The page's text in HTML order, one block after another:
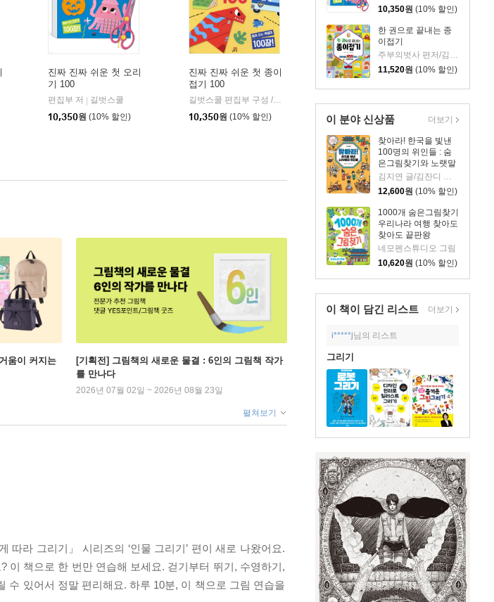
10,350원 (10% 할인)
한 권으로 끝내는 종
이접기
주부의벗사 편저/김정화 역
11,520원 (10% 할인)
이 분야 신상품
찾아라! 한국을 빛낸
100명의 위인들 : 숨
은그림찾기와 노랫말
로 만나는 한국사 이
12,600원 (10% 할인)
1000개 숨은그림찾기
우리나라 여행 찾아도
찾아도 끝판왕
네모펜스튜디오 그림
10,620원 (10% 할인)
더보기
이 책이 담긴 리스트 더보기
i*****j님의 리스트
그리기
| 길벗스쿨
진짜 진짜 쉬운 첫 오리
기 100
편집부 저
길벗스쿨
10,350원 (10% 할인)
진짜 진짜 쉬운 첫 종이
접기 100
길벗스쿨 편집부 구성 /김희정 그림
10,350원 (10% 할인)
움이 커지는
[기획전] 그림책의 새로운 물결 : 6인의 그림책 작가
를 만나다
2026년 07월 02일 ~ 2026년 08월 23일
펼쳐보기
라 그리기」 시리즈의 ‘인물 그리기’ 편이 새로 나왔어요.
이 책으로 한 번만 연습해 보세요. 걷기부터 뛰기, 수영하기,
수 있어서 정말 편리해요. 하루 10분, 이 책으로 그림 연습을